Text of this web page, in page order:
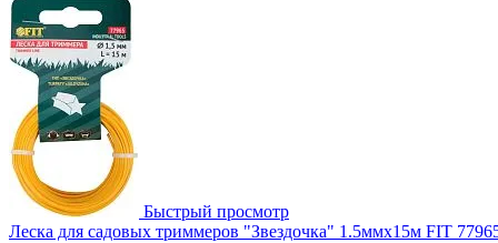
Быстрый просмотр
Леска для садовых триммеров "Звездочка" 1.5ммх15м FIT